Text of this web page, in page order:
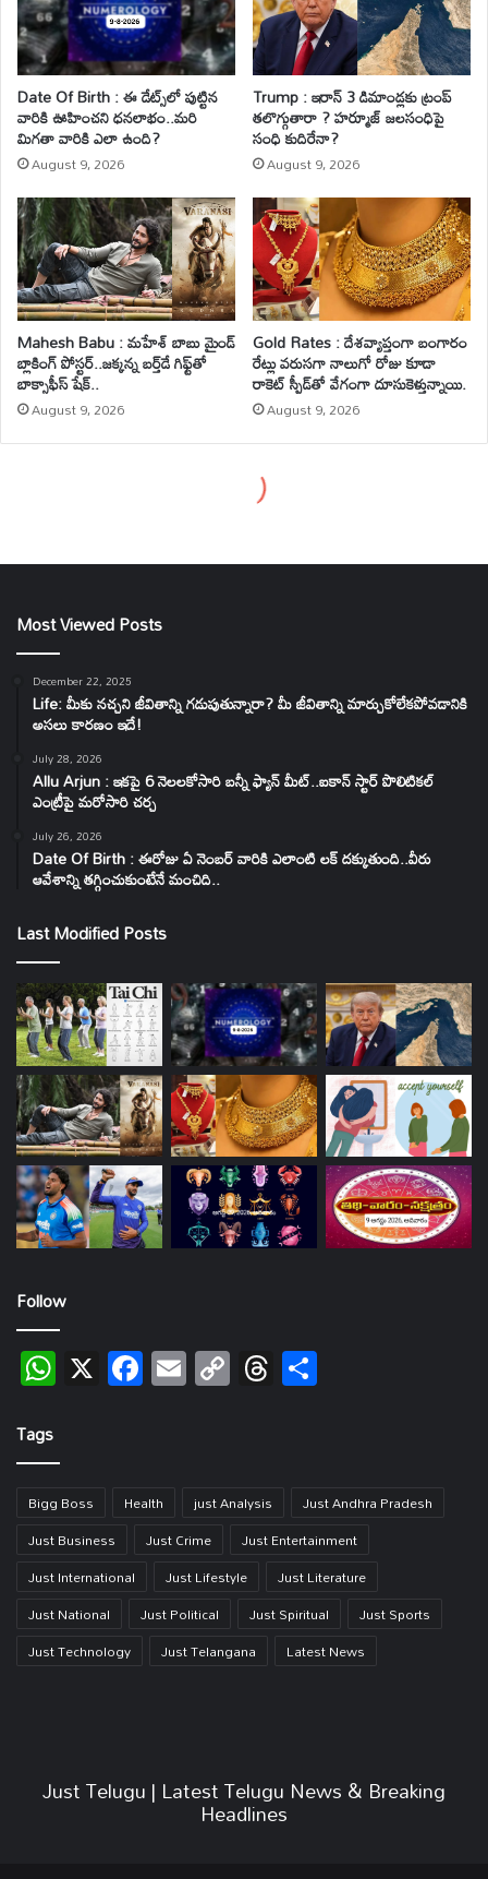
Most Viewed Posts
December 22, 2025
Life: మీకు నచ్చని జీవితాన్ని గడుపుతున్నారా? మీ జీవితాన్ని మార్చుకోలేకపోవడానికి
అసలు కారణం ఇదే!
July 28, 2026
Allu Arjun : ఇకపై 6 నెలలకోసారి బన్నీ ఫ్యాన్ మీట్..ఐకాన్ స్టార్ పొలిటికల్
ఎంట్రీపై మరోసారి చర్చ
July 26, 2026
Date Of Birth : ఈరోజు ఏ నెంబర్ వారికి ఎలాంటి లక్ దక్కుతుంది..వీరు
ఆవేశాన్ని తగ్గించుకుంటేనే మంచిది..
Last Modified Posts
Follow
WhatsApp
X Facebook
EmailCopy
Link
Threads
Tags
Bigg Boss Health just Analysis
Just Andhra Pradesh
Just Business
Just Crime
Just Entertainment
Just International
Just Lifestyle
Just Literature
Just National
Just Political Just Spiritual
Just Sports
Just Technology
Just Telangana Latest News
Just Telugu | Latest Telugu News & Breaking
Headlines